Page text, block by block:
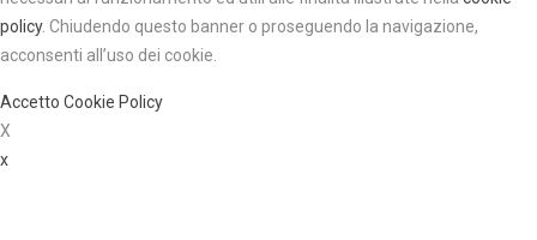
policy. Chiudendo questo banner o proseguendo la navigazione,
acconsenti all’uso dei cookie.
Accetto Cookie Policy
X
x